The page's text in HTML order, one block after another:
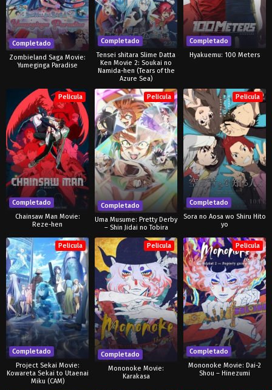
Completado
Zombieland Saga Movie:
Yumeginga Paradise
Completado
Tensei shitara Slime Datta
Ken Movie 2: Soukai no
Namida-hen (Tears of the
Azure Sea)
Completado
Hyakuemu: 100 Meters
Completado
Pelicula
Chainsaw Man Movie:
Reze-hen
Completado
Pelicula
Uma Musume: Pretty Derby
– Shin Jidai no Tobira
Completado
Pelicula
Sora no Aosa wo Shiru Hito
yo
Completado
Pelicula
Project Sekai Movie:
Kowareta Sekai to Utaenai
Miku (CAM)
Completado
Pelicula
Mononoke Movie:
Karakasa
Completado
Pelicula
Mononoke Movie: Dai-2
Shou – Hinezumi